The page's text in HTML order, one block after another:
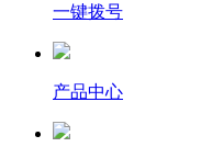
一键拨号
产品中心